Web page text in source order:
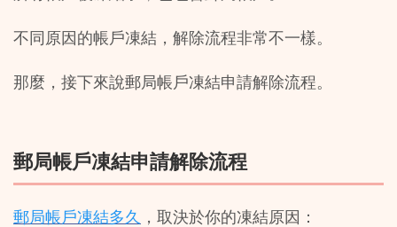
不同原因的帳戶凍結，解除流程非常不一樣。
那麼，接下來說郵局帳戶凍結申請解除流程。
郵局帳戶凍結申請解除流程
郵局帳戶凍結多久 ，取決於你的凍結原因：